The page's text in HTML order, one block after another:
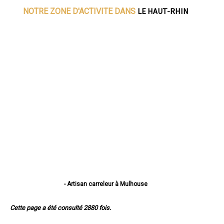
NOTRE ZONE D'ACTIVITE DANS LE HAUT-RHIN
- Artisan carreleur à Mulhouse
- Artisan carreleur à Illzach
Cette page a été consulté 2880 fois.